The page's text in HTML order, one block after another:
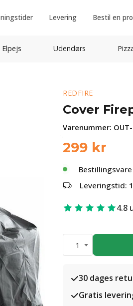
Levering Bestil en
Elpejs Udendørs
REDFIRE
Cover
Varenummer:
299 kr
Bestillingsvare
Leveringstid:
4.8
1
30 dages
Gratis